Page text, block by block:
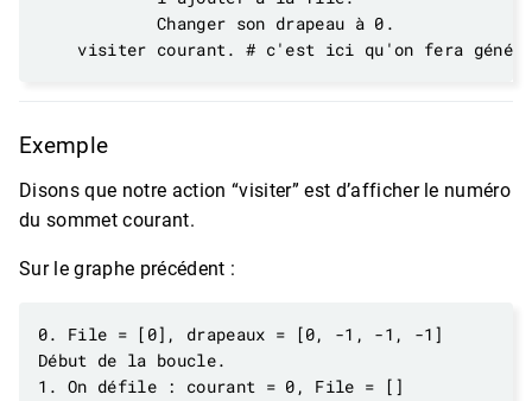
Exemple
Disons que notre action “visiter” est d’afficher le numéro
du sommet courant.
Sur le graphe précédent :